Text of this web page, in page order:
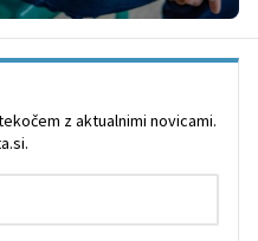
z aktualnimi novicami.